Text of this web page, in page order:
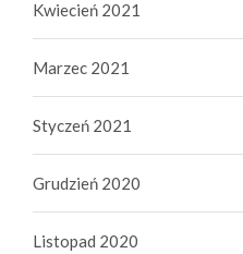
Kwiecień 2021
Marzec 2021
Styczeń 2021
Grudzień 2020
Listopad 2020